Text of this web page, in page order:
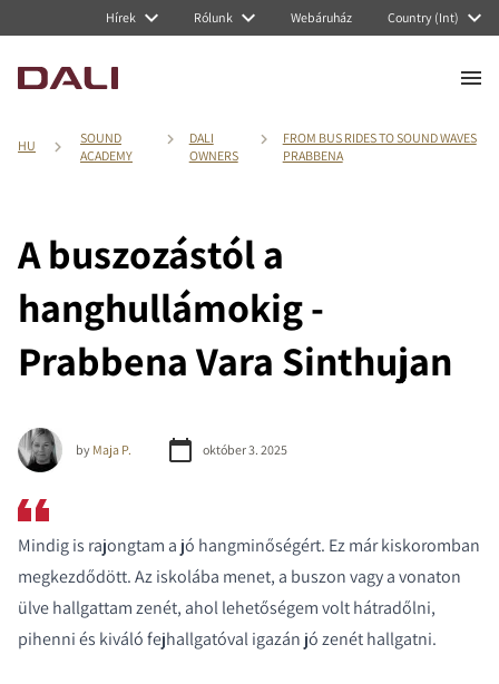
Hírek Rólunk Webáruház Country (Int)
HU
SOUND
ACADEMY
DALI
OWNERS
FROM BUS RIDES TO SOUND WAVES
PRABBENA
A buszozástól a
hanghullámokig -
Prabbena Vara Sinthujan
by Maja P. október 3. 2025
Mindig is rajongtam a jó hangminőségért. Ez már kiskoromban
megkezdődött. Az iskolába menet, a buszon vagy a vonaton
ülve hallgattam zenét, ahol lehetőségem volt hátradőlni,
pihenni és kiváló fejhallgatóval igazán jó zenét hallgatni.